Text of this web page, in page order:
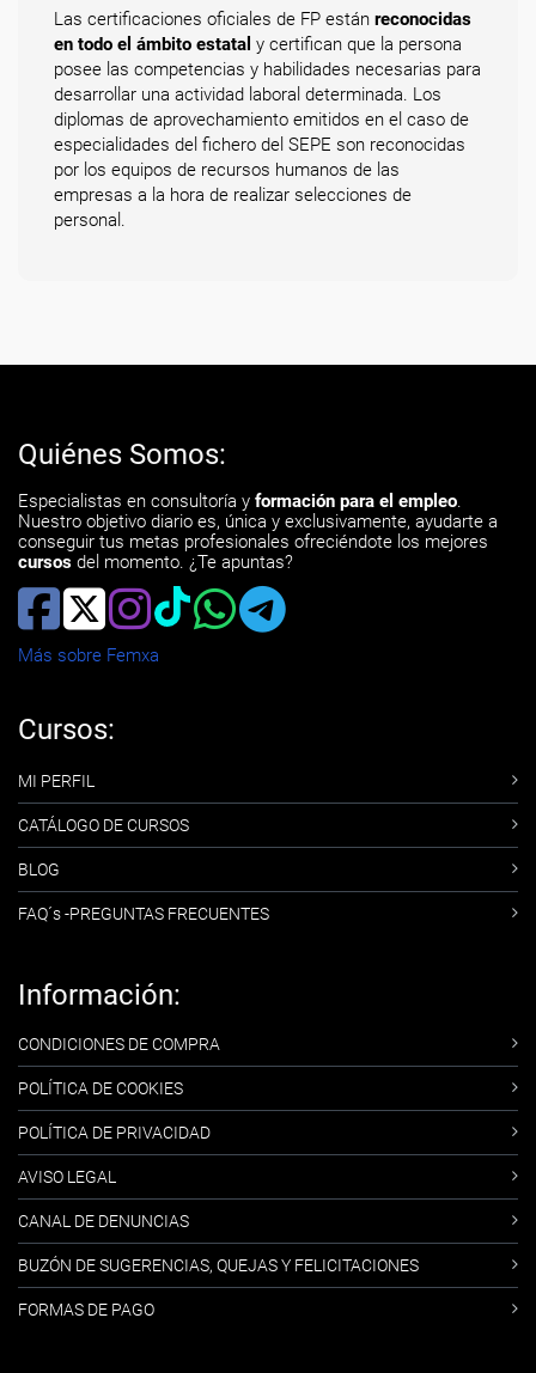
Las certificaciones oficiales de FP están reconocidas
en todo el ámbito estatal y certifican que la persona
posee las competencias y habilidades necesarias para
desarrollar una actividad laboral determinada. Los
diplomas de aprovechamiento emitidos en el caso de
especialidades del fichero del SEPE son reconocidas
por los equipos de recursos humanos de las
empresas a la hora de realizar selecciones de
personal.
Quiénes Somos:
Especialistas en consultoría y formación para el empleo.
Nuestro objetivo diario es, única y exclusivamente, ayudarte a
conseguir tus metas profesionales ofreciéndote los mejores
cursos del momento. ¿Te apuntas?
Más sobre Femxa
Cursos:
MI PERFIL
CATÁLOGO DE CURSOS
BLOG
FAQ´s -PREGUNTAS FRECUENTES
Información:
CONDICIONES DE COMPRA
POLÍTICA DE COOKIES
POLÍTICA DE PRIVACIDAD
AVISO LEGAL
CANAL DE DENUNCIAS
BUZÓN DE SUGERENCIAS, QUEJAS Y FELICITACIONES
FORMAS DE PAGO